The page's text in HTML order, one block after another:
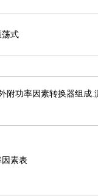
荡式
附功率因素转换器组
因素表